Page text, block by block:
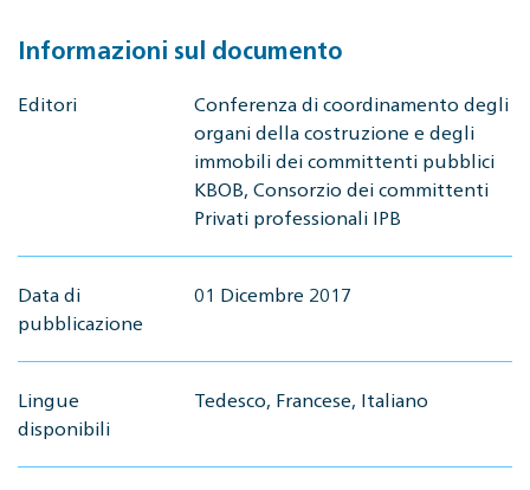
Informazioni sul documento
Editori
Conferenza di coordinamento degli
organi della costruzione e degli
immobili dei committenti pubblici
KBOB, Consorzio dei committenti
Privati professionali IPB
Data di
pubblicazione
01 Dicembre 2017
Lingue
disponibili
Tedesco, Francese, Italiano